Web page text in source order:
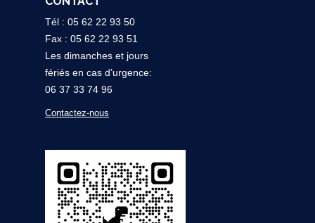
Tél : 05 62 22 93 50
Fax : 05 62 22 93 51
Les dimanches et jours
fériés en cas d’urgence:
06 37 33 74 96
Contactez-nous